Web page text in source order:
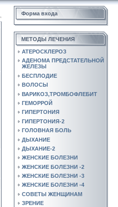
Форма входа
МЕТОДЫ ЛЕЧЕНИЯ
АТЕРОСКЛЕРОЗ
АДЕНОМА ПРЕДСТАТЕЛЬНОЙ
ЖЕЛЕЗЫ
БЕСПЛОДИЕ
ВОЛОСЫ
ВАРИКОЗ,ТРОМБОФЛЕБИТ
ГЕМОРРОЙ
ГИПЕРТОНИЯ
ГИПЕРТОНИЯ-2
ГОЛОВНАЯ БОЛЬ
ДЫХАНИЕ
ДЫХАНИЕ-2
ЖЕНСКИЕ БОЛЕЗНИ
ЖЕНСКИЕ БОЛЕЗНИ -2
ЖЕНСКИЕ БОЛЕЗНИ -3
ЖЕНСКИЕ БОЛЕЗНИ -4
СОВЕТЫ ЖЕНЩИНАМ
ЗРЕНИЕ